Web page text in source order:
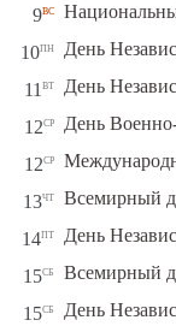
9вс
10пн День
11 вт День
12ср День
12ср
13чт Всемирный
14пт День
15сб Всемирный
15сб День